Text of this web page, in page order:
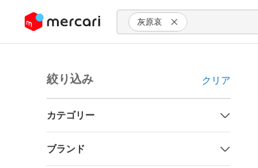
ツにスキップ 灰原哀
絞り込み クリア
カテゴリー
ブランド